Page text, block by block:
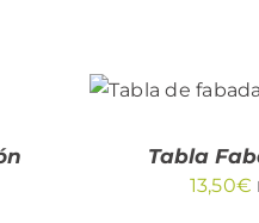
CARRITO
Tabla
13,50€